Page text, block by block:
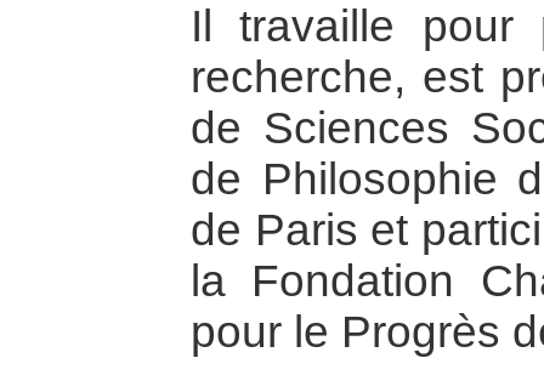
Il travaille pour
recherche, est
de Sciences
de Philosophie
de Paris et
la Fondation
pour le Progrès